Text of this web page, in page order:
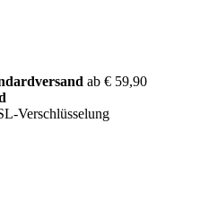
ab € 59,90
Verschlüsselung